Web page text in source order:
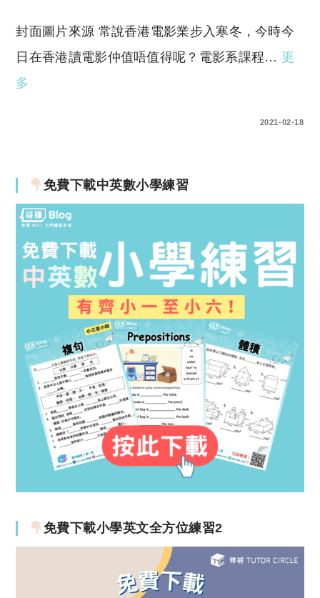
封面圖片來源 常說香港電影業步入寒冬，今時今
日在香港讀電影仲值唔值得呢？電影系課程… 更
多
2021-02-18
免費下載中英數小學練習
免費下載小學英文全方位練習2